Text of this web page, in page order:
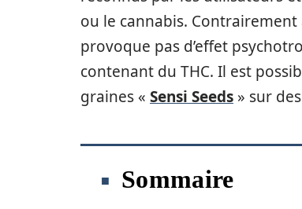
ou le cannabis. Contrairement
provoque pas d’effet
contenant du THC. Il est
graines « Sensi Seeds » sur
Sommaire